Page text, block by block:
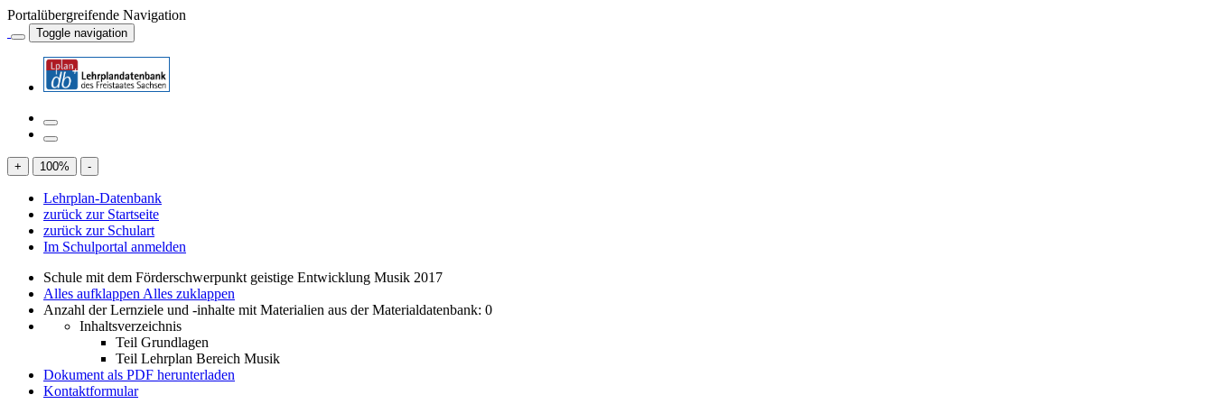
Portalübergreifende Navigation
Toggle navigation
+ 100% -
Lehrplan-Datenbank
zurück zur Startseite
zurück zur Schulart
Im Schulportal anmelden
Schule mit dem Förderschwerpunkt geistige Entwicklung Musik 2017
Alles aufklappen Alles zuklappen
Anzahl der Lernziele und -inhalte mit Materialien aus der Materialdatenbank: 0
Inhaltsverzeichnis
Teil Grundlagen
Teil Lehrplan Bereich Musik
Dokument als PDF herunterladen
Kontaktformular